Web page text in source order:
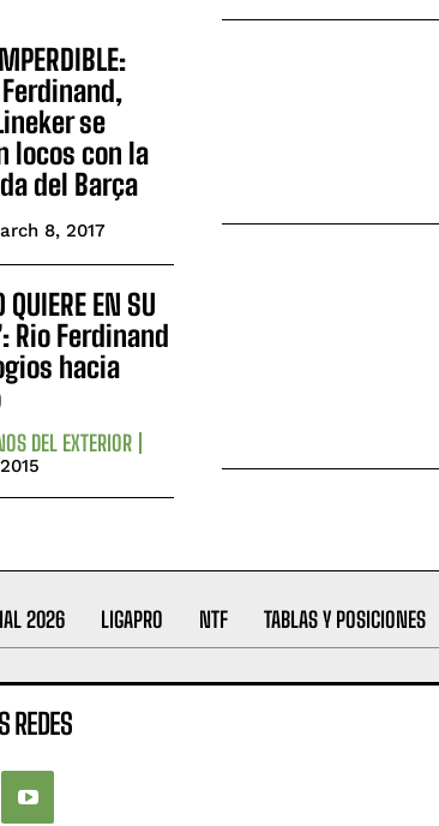
se
locos con la
del Barça
8, 2017
QUIERE EN SU
Rio Ferdinand
hacia
DEL EXTERIOR
2026 LIGAPRO NTF TABLAS Y POSICIONES
REDES